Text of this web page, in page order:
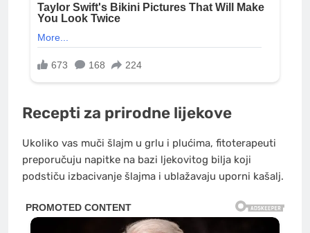
Recepti za prirodne lijekove
Ukoliko vas muči šlajm u grlu i plućima, fitoterapeuti
preporučuju napitke na bazi ljekovitog bilja koji
podstiču izbacivanje šlajma i ublažavaju uporni kašalj.